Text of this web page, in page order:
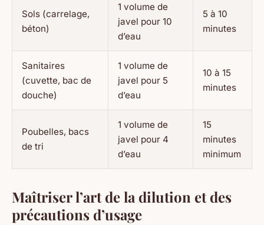
Sols (carrelage,
béton)
1 volume de
javel pour 10
d’eau
5 à 10
minutes
Sanitaires
(cuvette, bac de
douche)
1 volume de
javel pour 5
d’eau
10 à 15
minutes
Poubelles, bacs
de tri
1 volume de
javel pour 4
d’eau
15
minutes
minimum
Maîtriser l’art de la dilution et des
précautions d’usage